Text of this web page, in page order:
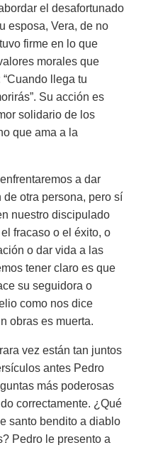
el desafortunado
esposa, Vera, de no
firme en lo que
morales que
“Cuando llega tu
”. Su acción es
solidario de los
que ama a la
a dar
otra persona, pero sí
nuestro discipulado
fracaso o el éxito, o
o dar vida a las
tener claro es que
su seguidora o
como nos dice
obras es muerta.
vez están tan juntos
antes Pedro
más poderosas
correctamente. ¿Qué
santo bendito a diablo
Pedro le presento a